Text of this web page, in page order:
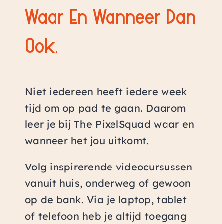
Waar En Wanneer Dan
Ook.
Niet iedereen heeft iedere week
tijd om op pad te gaan. Daarom
leer je bij The PixelSquad waar en
wanneer het jou uitkomt.
Volg inspirerende videocursussen
vanuit huis, onderweg of gewoon
op de bank. Via je laptop, tablet
of telefoon heb je altijd toegang